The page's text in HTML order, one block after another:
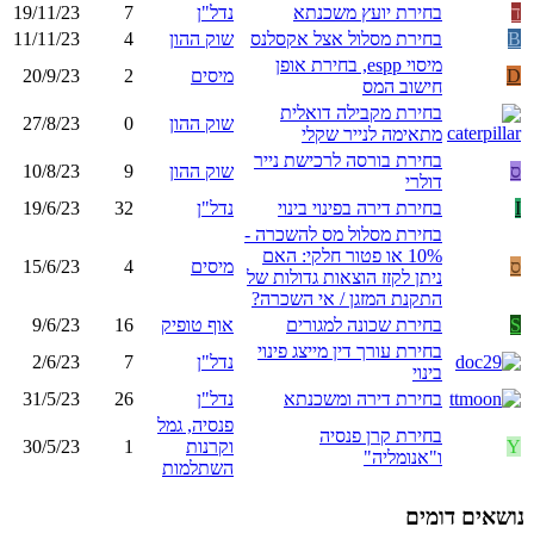
ד
בחירת יועץ משכנתא נדל"ן 7
19/11/23
B
בחירת מסלול אצל אקסלנס שוק ההון 4
11/11/23
D
מיסוי espp, בחירת אופן
חישוב המס
מיסים 2
20/9/23
בחירת מקבילה דואלית
מתאימה לנייר שקלי
שוק ההון 0
27/8/23
ס
בחירת בורסה לרכישת נייר
דולרי
שוק ההון 9
10/8/23
I
בחירת דירה בפינוי בינוי נדל"ן 32
19/6/23
ס
בחירת מסלול מס להשכרה -
10% או פטור חלקי: האם
ניתן לקזז הוצאות גדולות של
התקנת המזגן / אי השכרה?
מיסים 4
15/6/23
S בחירת שכונה למגורים אוף טופיק 16
9/6/23
בחירת עורך דין מייצג פינוי
בינוי
נדל"ן 7
2/6/23
בחירת דירה ומשכנתא
נדל"ן 26
31/5/23
Y
בחירת קרן פנסיה
ו"אנומליה"
פנסיה, גמל
וקרנות
השתלמות
1
30/5/23
נושאים דומים